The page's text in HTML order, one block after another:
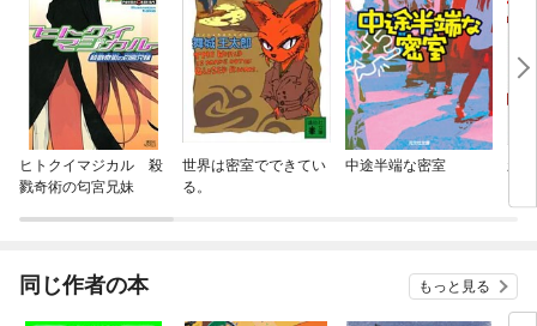
ヒトクイマジカル 殺
戮奇術の匂宮兄妹
世界は密室でできてい
る。
中途半端な密室 新
同じ作者の本 もっと見る